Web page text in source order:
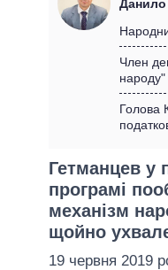
ОГЛЯДИ
ДАЙДЖЕСТИ
ПРЕЗИДЕНТ І
КАБІНЕТ
ГОЛОВИ
МЕРИ МІСТ
Член
народу"
Голова
Гетманцев у
програмі
механізм
щойно
19 червня 2019